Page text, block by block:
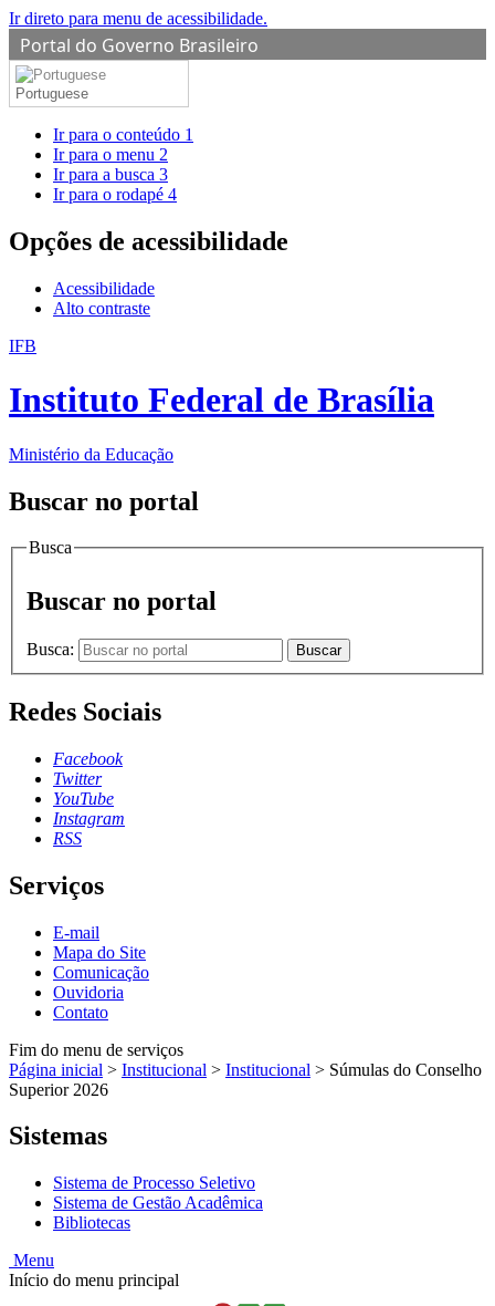
Ir direto para menu de acessibilidade.
Portal do Governo Brasileiro
Portuguese
Ir para o conteúdo 1
Ir para o menu 2
Ir para a busca 3
Ir para o rodapé 4
Opções de acessibilidade
Acessibilidade
Alto contraste
IFB
Instituto Federal de Brasília
Ministério da Educação
Buscar no portal
Busca
Buscar no portal
Busca: Buscar
Redes Sociais
Facebook
Twitter
YouTube
Instagram
RSS
Serviços
E-mail
Mapa do Site
Comunicação
Ouvidoria
Contato
Fim do menu de serviços
Página inicial > Institucional > Institucional > Súmulas do Conselho
Superior 2026
Sistemas
Sistema de Processo Seletivo
Sistema de Gestão Acadêmica
Bibliotecas
Menu
Início do menu principal